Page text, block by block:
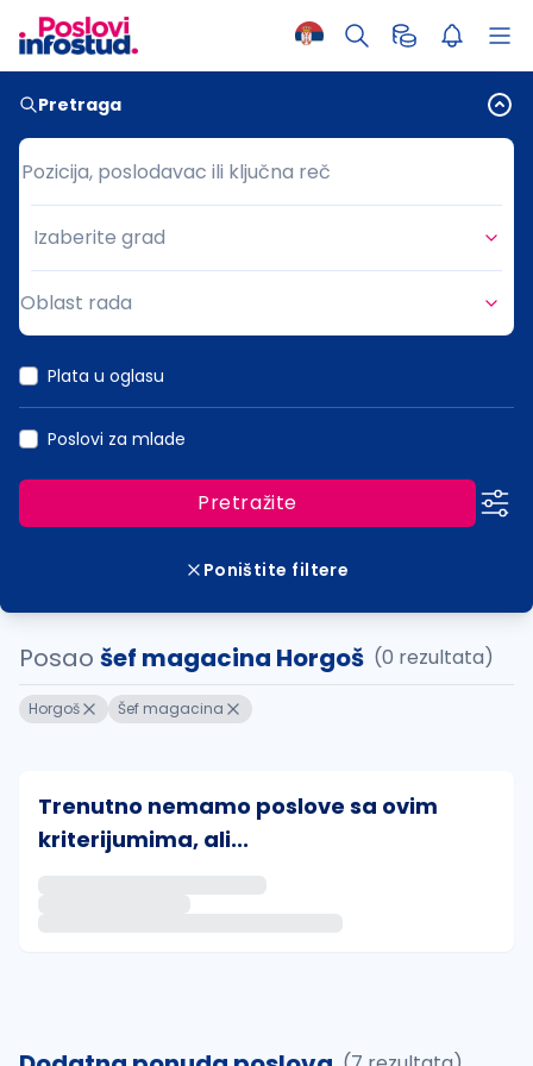
Pretraga
Pozicija, poslodavac ili ključna reč
Pozicija, poslodavac ili ključna reč
Grad
Izaberite grad
Oblast rada
Plata u oglasu
Poslovi za mlade
Pretražite
Poništite filtere
Posao šef magacina Horgoš (0 rezultata)
Horgoš Šef magacina
Trenutno nemamo poslove sa ovim
kriterijumima, ali...